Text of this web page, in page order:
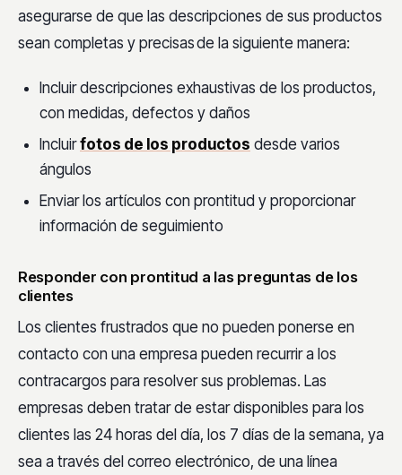
asegurarse de que las descripciones de sus productos
sean completas y precisasde la siguiente manera:
Incluir descripciones exhaustivas de los productos,
con medidas, defectos y daños
Incluirfotos de los productos desde varios
ángulos
Enviar los artículos con prontitud y proporcionar
información de seguimiento
Responder con prontitud a las preguntas de los
clientes
Los clientes frustrados que no pueden ponerse en
contacto con una empresa pueden recurrir a los
contracargos para resolver sus problemas. Las
empresas deben tratar de estar disponibles para los
clientes las 24 horas del día, los 7 días de la semana, ya
sea a través del correo electrónico, de una línea